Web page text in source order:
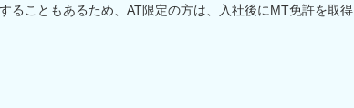
ることもあるため、AT限定の方は、入社後にMT免許を取得